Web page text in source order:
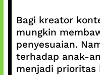
Bagi kreator
mungkin
penyesuaian.
terhadap anak-
menjadi prioritas